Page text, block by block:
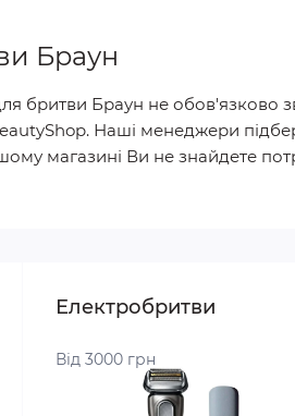
Браун
Браун не обов'язково
Наші менеджери
магазині Ви не знайдете
Електробритви
Від 3000 грн